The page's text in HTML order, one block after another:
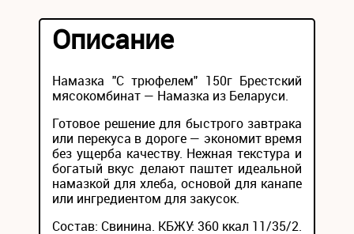
Описание
Намазка "С трюфелем" 150г Брестский
мясокомбинат — Намазка из Беларуси.
Готовое решение для быстрого завтрака
или перекуса в дороге — экономит время
без ущерба качеству. Нежная текстура и
богатый вкус делают паштет идеальной
намазкой для хлеба, основой для канапе
или ингредиентом для закусок.
Состав: Свинина. КБЖУ: 360 ккал 11/35/2.